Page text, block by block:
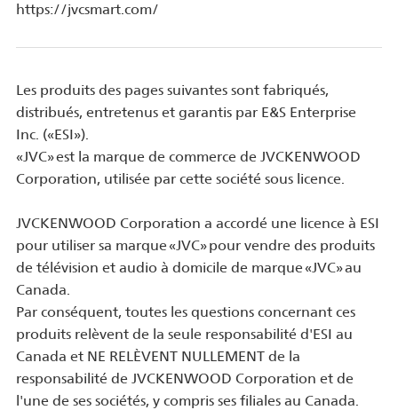
https://jvcsmart.com/
Les produits des pages suivantes sont fabriqués,
distribués, entretenus et garantis par E&S Enterprise
Inc. («ESI»).
«JVC» est la marque de commerce de JVCKENWOOD
Corporation, utilisée par cette société sous licence.
JVCKENWOOD Corporation a accordé une licence à ESI
pour utiliser sa marque «JVC» pour vendre des produits
de télévision et audio à domicile de marque «JVC» au
Canada.
Par conséquent, toutes les questions concernant ces
produits relèvent de la seule responsabilité d'ESI au
Canada et NE RELÈVENT NULLEMENT de la
responsabilité de JVCKENWOOD Corporation et de
l'une de ses sociétés, y compris ses filiales au Canada.